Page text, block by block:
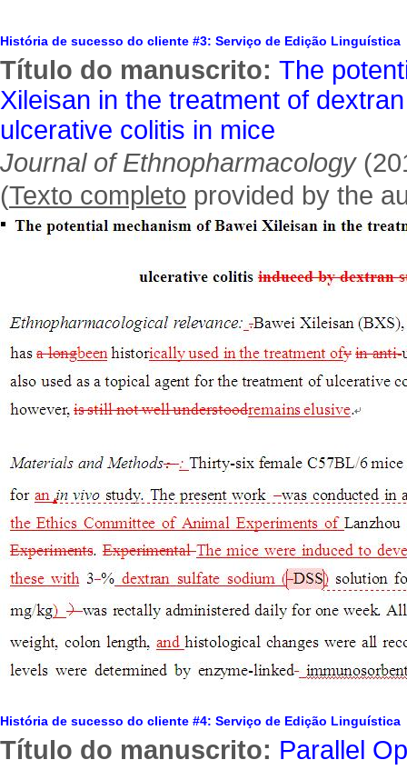
História de sucesso do cliente #3: Serviço de Edição Linguística
Título do manuscrito: The
Xileisan in the treatment of
ulcerative colitis in mice
Journal of Ethnopharmacology
(Texto completo provided by the
História de sucesso do cliente #4: Serviço de Edição Linguística
Título do manuscrito: Parallel